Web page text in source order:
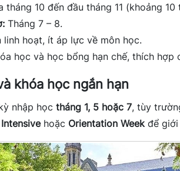
tháng 10 đến đầu tháng 11 (khoảng 10
Tháng 7 – 8.
linh hoạt, ít áp lực về môn học.
học và học bổng hạn chế, thích
khóa học ngắn hạn
nhập họctháng 1, 5 hoặc 7, tùy
Intensivehoặc Orientation Weekđể giới